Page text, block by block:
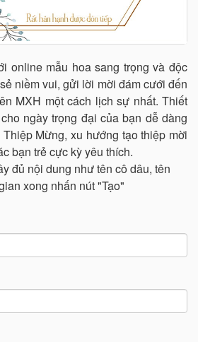
online mẫu hoa sang trọng và độc
niềm vui, gửi lời mời đám cưới đến
MXH một cách lịch sự nhất. Thiết
ngày trọng đại của bạn dễ dàng
Mừng, xu hướng tạo thiệp mời
bạn trẻ cực kỳ yêu thích.
đủ nội dung như tên cô dâu, tên
xong nhấn nút "Tạo"